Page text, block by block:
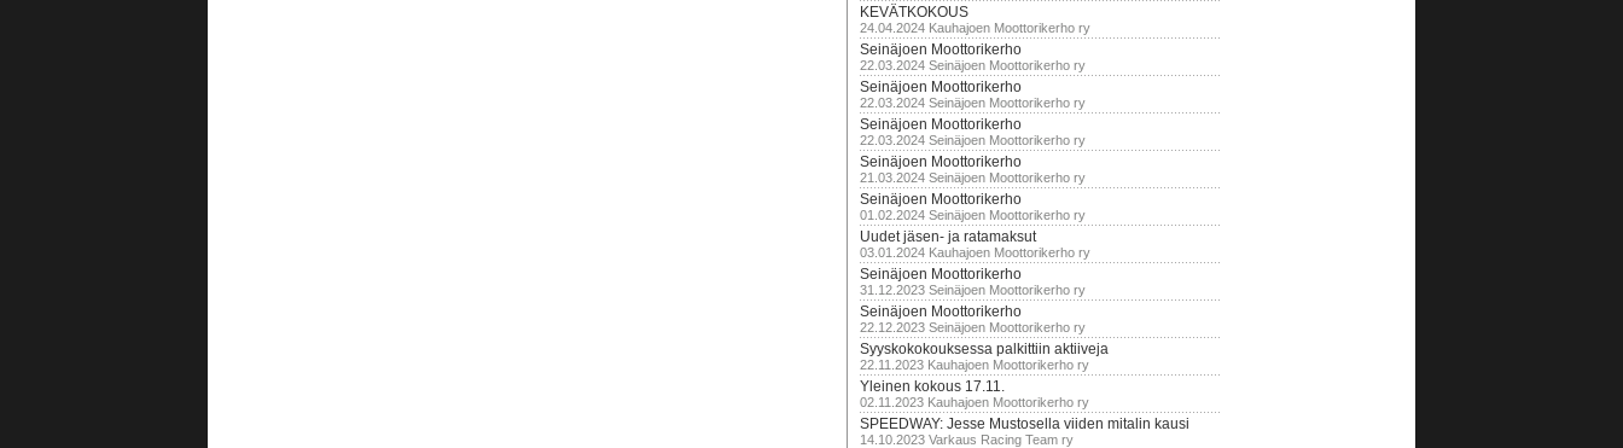
KEVÄTKOKOUS
24.04.2024 Kauhajoen Moottorikerho ry
Seinäjoen Moottorikerho
22.03.2024 Seinäjoen Moottorikerho ry
Seinäjoen Moottorikerho
22.03.2024 Seinäjoen Moottorikerho ry
Seinäjoen Moottorikerho
22.03.2024 Seinäjoen Moottorikerho ry
Seinäjoen Moottorikerho
21.03.2024 Seinäjoen Moottorikerho ry
Seinäjoen Moottorikerho
01.02.2024 Seinäjoen Moottorikerho ry
Uudet jäsen- ja ratamaksut
03.01.2024 Kauhajoen Moottorikerho ry
Seinäjoen Moottorikerho
31.12.2023 Seinäjoen Moottorikerho ry
Seinäjoen Moottorikerho
22.12.2023 Seinäjoen Moottorikerho ry
Syyskokokouksessa palkittiin aktiiveja
22.11.2023 Kauhajoen Moottorikerho ry
Yleinen kokous 17.11.
02.11.2023 Kauhajoen Moottorikerho ry
SPEEDWAY: Jesse Mustosella viiden mitalin kausi
14.10.2023 Varkaus Racing Team ry